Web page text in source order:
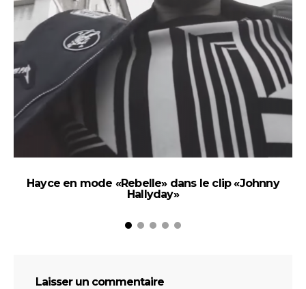
Hayce en mode «Rebelle» dans le clip «Johnny
Hallyday»
Laisser un commentaire